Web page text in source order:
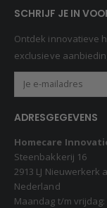
SCHRIJF JE IN
Ontdek innovatieve
exclusieve
ADRESGEGEVENS
Homecare
Steenbakkerij 16
2913 LJ Nieuwerkerk
Nederland
Maandag t/m vrijdag: